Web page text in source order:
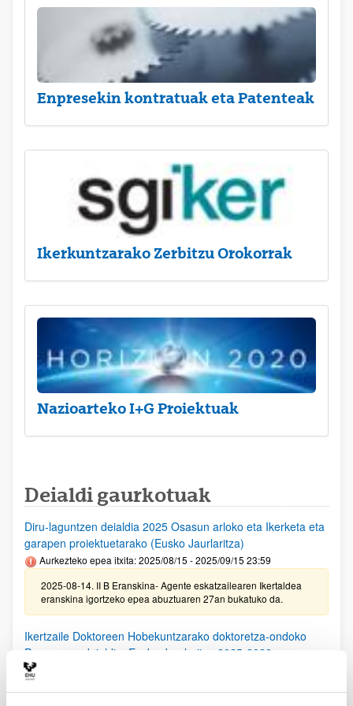
Enpresekin kontratuak eta Patenteak
Ikerkuntzarako Zerbitzu Orokorrak
Nazioarteko I+G Proiektuak
Deialdi gaurkotuak
Diru-laguntzen deialdia 2025 Osasun arloko eta Ikerketa eta
garapen proiektuetarako (Eusko Jaurlaritza)
Aurkezteko epea itxita: 2025/08/15 - 2025/09/15 23:59
2025-08-14. II B Eranskina- Agente eskatzailearen Ikertaldea
eranskina igortzeko epea abuztuaren 27an bukatuko da.
Ikertzaile Doktoreen Hobekuntzarako doktoretza-ondoko
Programen deialdia, Eusko Jaurlaritza 2025-2028
25/08/25. EHUko konpromiso agiria lortzeko epea 2025/09/10